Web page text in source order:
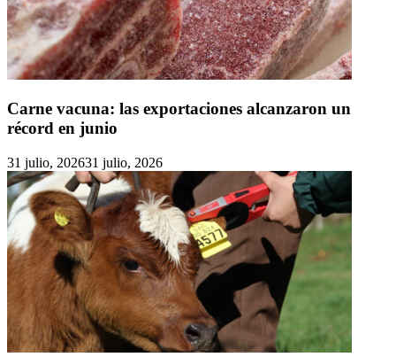
Carne vacuna: las exportaciones alcanzaron un
récord en junio
31 julio, 202631 julio, 2026